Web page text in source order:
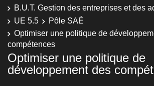
B.U.T. Gestion des entreprises et des
UE 5.5
Pôle SAÉ
Optimiser une politique de
compétences
Optimiser une politique de
développement des